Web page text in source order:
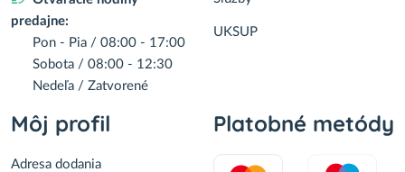
predajne:
Pon - Pia / 08:00 - 17:00
Sobota / 08:00 - 12:30
Nedeľa / Zatvorené
UKSUP
Môj profil
Adresa dodania
Platobné metódy